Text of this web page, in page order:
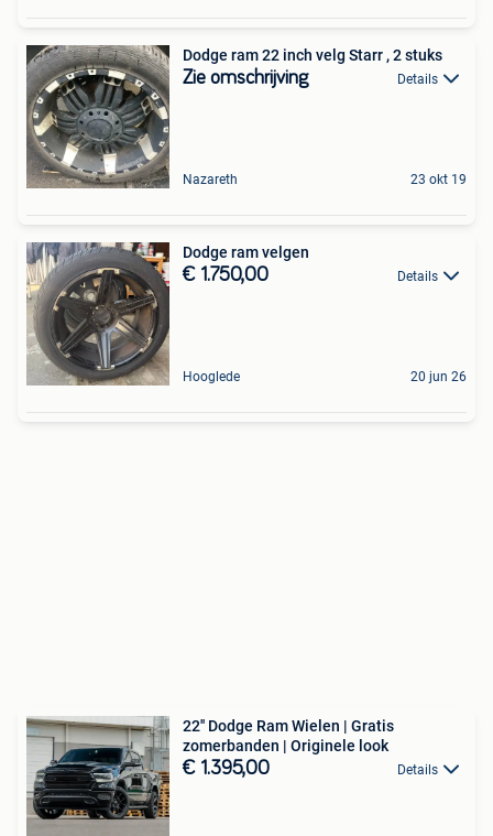
Dodge ram 22 inch velg Starr , 2 stuks
Zie omschrijving Details
Nazareth 23 okt 19
Dodge ram velgen
€ 1.750,00 Details
Hooglede 20 jun 26
22'' Dodge Ram Wielen | Gratis
zomerbanden | Originele look
€ 1.395,00 Details